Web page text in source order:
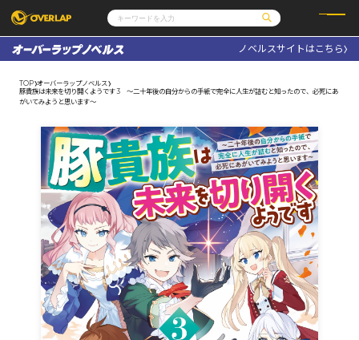
コミックガルド
コミッククリエ
LiQulle
ラブパルフェ
ノベルス
ノベルスf
ポケットモンスター
アニメ
ゲーム
オーバーラップ広報室
企業
会社概要
採用情報
アクセス
オーバーラップホールディングス
お問い合わせはこちら
オーバーラップ文庫
オーバーラップノベルス
オーバーラップノベルスf
ノベルスサイトはこちら
TOP オーバーラップノベルス
豚貴族は未来を切り開くようです 3 ～二十年後の自分からの手紙で完全に人生が詰むと知ったので、必死にあ
がいてみようと思います～